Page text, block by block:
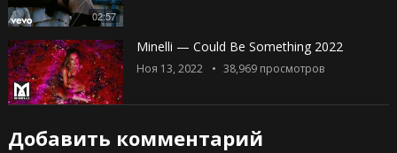
02:57
Minelli — Could Be Something 2022
Ноя 13, 2022 38,969просмотров
Добавить комментарий